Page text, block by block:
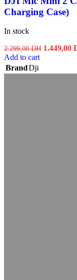
Charging Case)
In stock
2.299,00DH Original
2.299,00
1.449,00
Add to cart
BrandDji